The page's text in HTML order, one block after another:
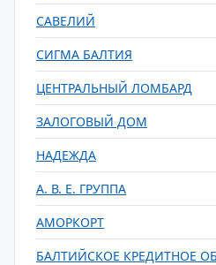
САВЕЛИЙ
СИГМА БАЛТИЯ
ЦЕНТРАЛЬНЫЙ ЛОМБАРД
ЗАЛОГОВЫЙ ДОМ
НАДЕЖДА
А. В. Е. ГРУППА
АМОРКОРТ
БАЛТИЙСКОЕ КРЕДИТНОЕ